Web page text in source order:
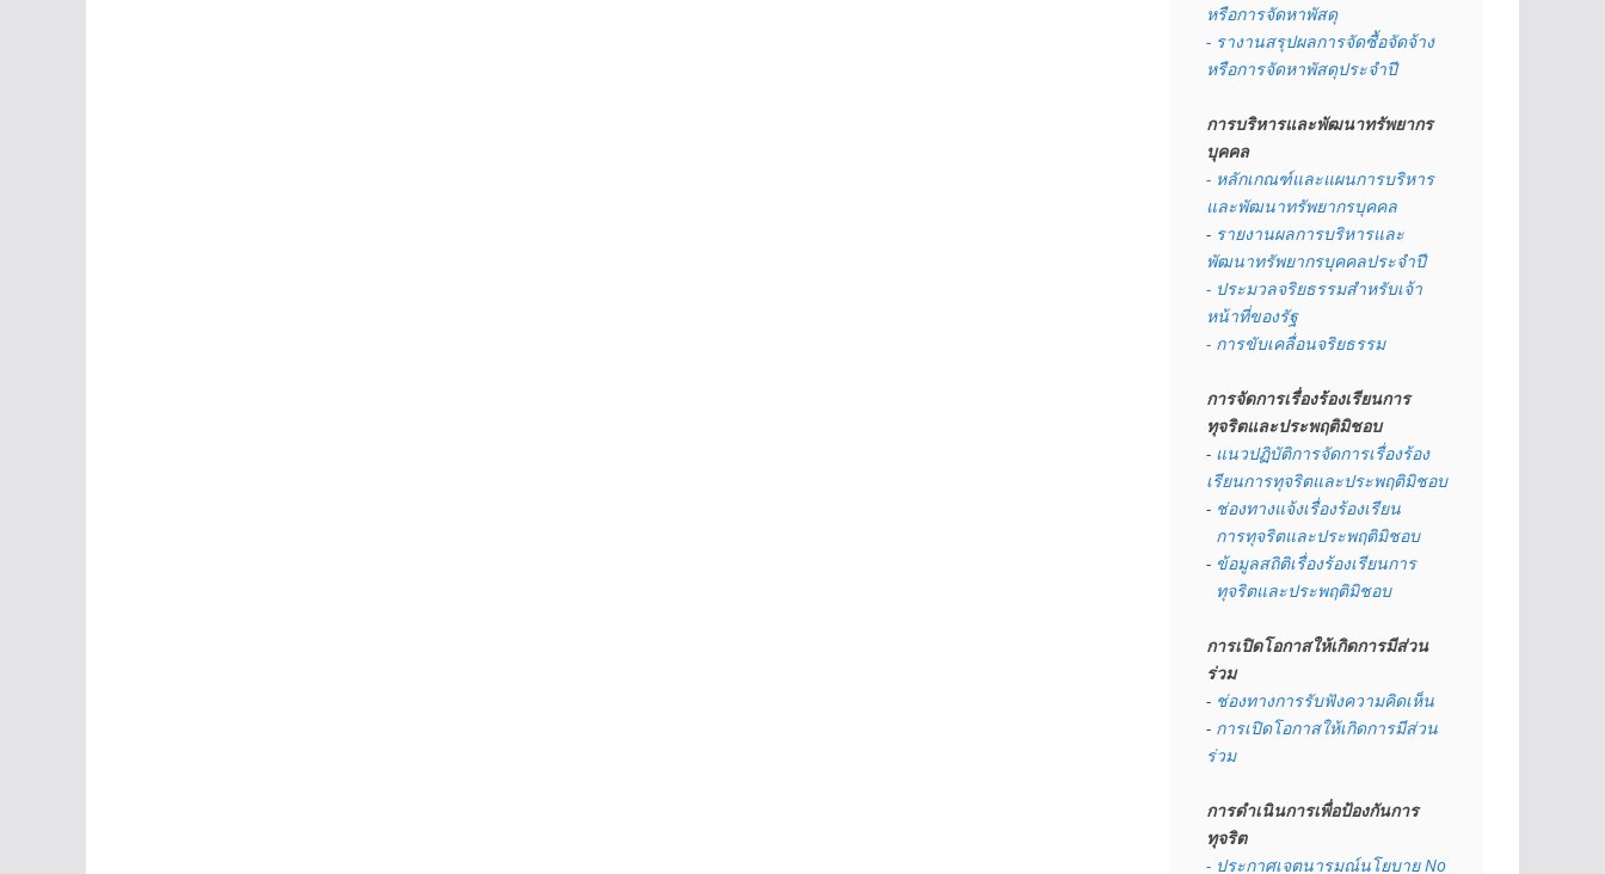
หรือการจัดหาพัสดุ
- รางานสรุปผลการจัดซื้อจัดจ้าง
หรือการจัดหาพัสดุประจำปี
การบริหารและพัฒนาทรัพยากร
บุคคล
- หลักเกณฑ์และแผนการบริหาร
และพัฒนาทรัพยากรบุคคล
- รายงานผลการบริหารและ
พัฒนาทรัพยากรบุคคลประจำปี
- ประมวลจริยธรรมสำหรับเจ้า
หน้าที่ของรัฐ
- การขับเคลื่อนจริยธรรม
การจัดการเรื่องร้องเรียนการ
ทุจริตและประพฤติมิชอบ
- แนวปฏิบัติการจัดการเรื่องร้อง
เรียนการทุจริตและประพฤติมิชอบ
- ช่องทางแจ้งเรื่องร้องเรียน
  การทุจริตและประพฤติมิชอบ
- ข้อมูลสถิติเรื่องร้องเรียนการ
  ทุจริตและประพฤติมิชอบ
การเปิดโอกาสให้เกิดการมีส่วน
ร่วม
- ช่องทางการรับฟังความคิดเห็น
- การเปิดโอกาสให้เกิดการมีส่วน
ร่วม
การดำเนินการเพื่อป้องกันการ
ทุจริต
- ประกาศเจตนารมณ์นโยบาย No